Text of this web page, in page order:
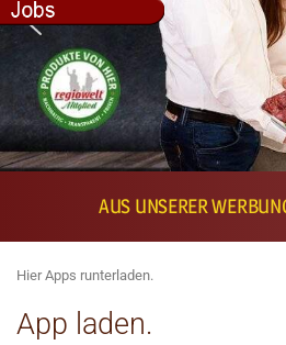
AUS UNSERER
Hier Apps runterladen.
App laden.